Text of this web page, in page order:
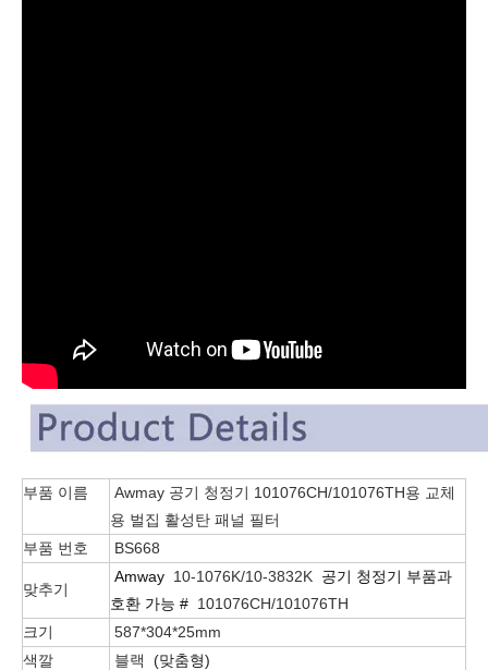
부품 이름
Awmay 공기 청정기 101076CH/101076TH용 교체
용 벌집 활성탄 패널 필터
부품 번호
BS668
맞추기
Amway 10-1076K/10-3832K 공기 청정기 부품과
호환 가능 # 101076CH/101076TH
크기
587*304*25mm
색깔
블랙
(맞춤형)